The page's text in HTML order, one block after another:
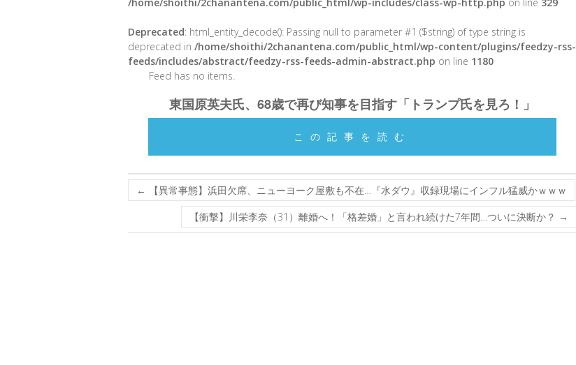
Deprecated: html_entity_decode(): Passing null to parameter #1 ($string) of type string is
deprecated in /home/shoithi/2chanantena.com/public_html/wp-content/plugins/feedzy-rss-
feeds/includes/abstract/feedzy-rss-feeds-admin-abstract.php on line 1180
Feed has no items.
東国原英夫氏、68歳で再び知事を目指す「トランプ氏を見ろ！」
この記事を読む
←
【異常事態】浜田欠席、ニューヨーク屋敷も不在…『水ダウ』収録現場にインフル猛威かｗｗｗ
【衝撃】川栄李奈（31）離婚へ！「格差婚」と言われ続けた7年間…ついに決断か？ →